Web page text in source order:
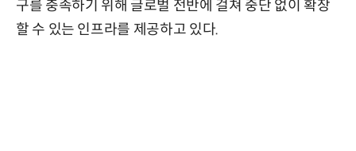
구를 충족하기 위해 글로벌 전반에 걸쳐 중단 없이 확장
할 수 있는 인프라를 제공하고 있다.